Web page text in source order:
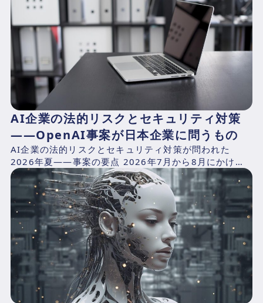
AI企業の法的リスクとセキュリティ対策
——OpenAI事案が日本企業に問うもの
AI企業の法的リスクとセキュリティ対策が問われた
2026年夏——事案の要点 2026年7月から8月にかけ
て、AIプラットフォームが抱える構造的リスクを同時に
露出...